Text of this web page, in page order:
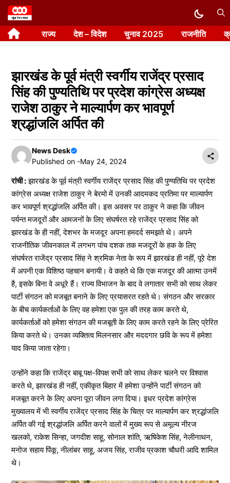
Skip
to
content राज्य देश – विदेश चुनाव 2025 राजनीति
झारखंड के पूर्व मंत्री स्वर्गीय राजेंद्र प्रसाद
सिंह की पुण्यतिथि पर प्रदेश कांग्रेस अध्यक्ष
राजेश ठाकुर ने माल्यार्पण कर भावपूर्ण
श्रद्धांजलि अर्पित की
News Desk
Published on -May 24, 2024
रांची :झारखंड के पूर्व मंत्री स्वर्गीय राजेंद्र प्रसाद सिंह की पुण्यतिथि पर प्रदेश
कांग्रेस अध्यक्ष राजेश ठाकुर ने बेरमो में उनकी आदमकद प्रतिमा पर माल्यार्पण
कर भावपूर्ण श्रद्धांजलि अर्पित की। इस अवसर पर ठाकुर ने कहा कि जीवन
पर्यन्त मजदूरों और आमजनों के लिए संघर्षरत रहे राजेंद्र प्रसाद सिंह को
झारखंड के ही नहीं, देशभर के मजदूर अपना हमदर्द समझते थे। अपने
राजनीतिक जीवनकाल में लगभग पांच दशक तक मजदूरों के हक के लिए
संघर्षरत राजेंद्र प्रसाद सिंह ने श्रमिक नेता के रूप में झारखंड ही नहीं, पूरे देश
में अपनी एक विशिष्ठ पहचान बनायी। वे कहते थे कि एक मजदूर की आत्मा उनमें
है, इसके बिना वे अधूरे हैं। राज्य विभाजन के बाद वे लगातार सभी को साथ लेकर
पार्टी संगठन को मजबूत बनाने के लिए प्रयासरत रहते थे। संगठन और सरकार
के बीच कार्यकर्ताओं के लिए वह हमेशा एक पुल की तरह काम करते थे,
कार्यकर्ताओं को हमेशा संगठन की मजबूती के लिए काम करते रहने के लिए प्रेरित
किया करते थे। उनका व्यक्तित्व मिलनसार और मददगार छवि के रूप में हमेशा
याद किया जाता रहेगा।
उन्होंने कहा कि राजेंद्र बाबू पक्ष-विपक्ष सभी को साथ लेकर चलने पर विश्वास
करते थे, झारखंड ही नहीं, एकीकृत बिहार में हमेशा उन्होंने पार्टी संगठन को
मजबूत करने के लिए अपना पूरा जीवन लगा दिया। इधर प्रदेश कांग्रेस
मुख्यालय में भी स्वर्गीय राजेंद्र प्रसाद सिंह के चित्र पर माल्यार्पण कर श्रद्धांजलि
अर्पित की गई श्रद्धांजलि अर्पित करने वालों में मुख्य रूप से अमूल्य नीरज
खलको, राकेश सिन्हा, जगदीश साहू, सोनाल शांति, ऋषिकेश सिंह, नेलीनाथन,
मनोज सहाय पिंकू, नीलांबर साहू, अजय सिंह, राजीव प्रकाश चौधरी आदि शामिल
थे।